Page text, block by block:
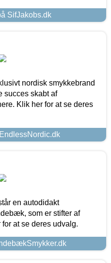
SifJakobs.dk
nordisk smykkebrand
succes skabt af
Klik her for at se deres
en autodidakt
som er stifter af
at se deres udvalg.